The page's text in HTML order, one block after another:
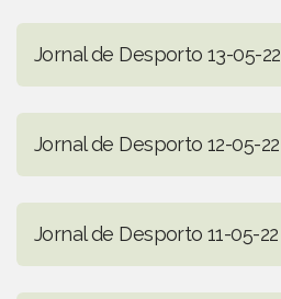
Jornal de Desporto 13-05-22
Jornal de Desporto 12-05-22
Jornal de Desporto 11-05-22